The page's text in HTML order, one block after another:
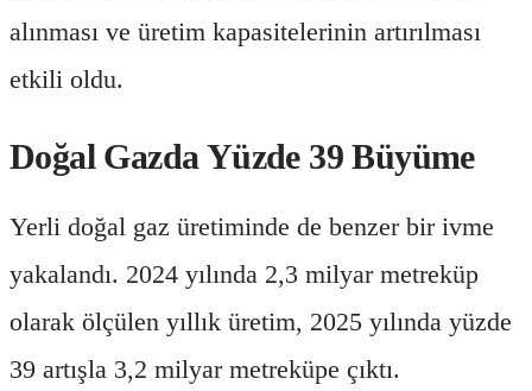
alınması ve üretim kapasitelerinin artırılması
etkili oldu.
Doğal Gazda Yüzde 39 Büyüme
Yerli doğal gaz üretiminde de benzer bir ivme
yakalandı. 2024 yılında 2,3 milyar metreküp
olarak ölçülen yıllık üretim, 2025 yılında yüzde
39 artışla 3,2 milyar metreküpe çıktı.